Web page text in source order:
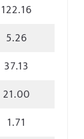
122.16
5.26
37.13
21.00
1.71